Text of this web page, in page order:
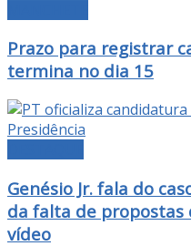
Prazo para registrar
termina no dia 15
Genésio Jr. fala do
da falta de propostas
vídeo